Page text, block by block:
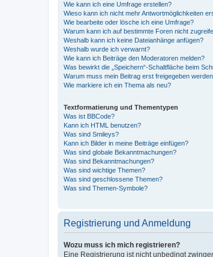
Wie kann ich eine Umfrage erstellen?
Wieso kann ich nicht mehr Antwortmöglichkeiten
Wie bearbeite oder lösche ich eine Umfrage?
Warum kann ich auf bestimmte Foren nicht
Weshalb kann ich keine Dateianhänge anfügen?
Weshalb wurde ich verwarnt?
Wie kann ich Beiträge den Moderatoren melden?
Was bewirkt die „Speichern“-Schaltfläche beim
Warum muss mein Beitrag erst freigegeben
Wie markiere ich ein Thema als neu?
Textformatierung und Thementypen
Was ist BBCode?
Kann ich HTML benutzen?
Was sind Smileys?
Kann ich Bilder in meine Beiträge einfügen?
Was sind globale Bekanntmachungen?
Was sind Bekanntmachungen?
Was sind wichtige Themen?
Was sind geschlossene Themen?
Was sind Themen-Symbole?
Registrierung und Anmeldung
Wozu muss ich mich registrieren?
Eine Registrierung ist nicht unbedingt